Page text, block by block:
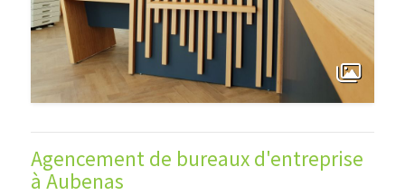
Agencement de bureaux d'entreprise
à Aubenas